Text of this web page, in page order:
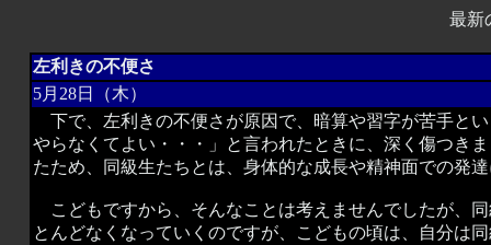
最新
左利きの不便さ
5月28日（木）
下で、左利きの不便さが原因で、暗算や習字が苦手と
やらなくてよい・・・」と言われたときに、深く傷つき
たため、同級生たちとは、身体的な成長や精神面での発
こどもですから、そんなことは考えませんでしたが、
とんどなくなっていくのですが、こどもの頃は、自分は